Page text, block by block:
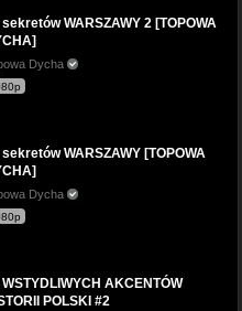
WARSZAWY 2 [TOPOWA
Dycha
WARSZAWY [TOPOWA
Dycha
AKCENTÓW
POLSKI #2